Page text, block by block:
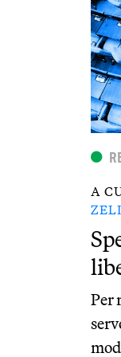
A
Per